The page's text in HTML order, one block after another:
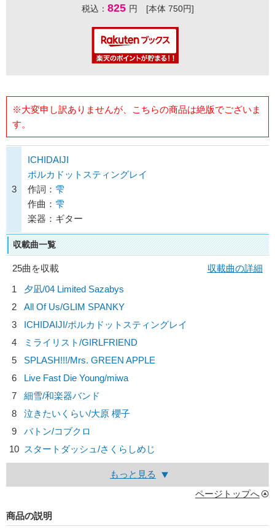
税込： 825 円 [本体 750円]
※大変申し訳ありませんが、こちらの商品は絶版でございま
す。
3
ICHIDAIJI
ポルカドットスティングレイ
作詞： 雫
作曲： 雫
楽器：ギター
収載曲一覧
25曲を収載
収載曲の詳細
1
夕凪/04 Limited Sazabys
2
All Of Us/GLIM SPANKY
3
ICHIDAIJI/ポルカドットスティングレイ
4
ミライリスト/GIRLFRIEND
5
SPLASH!!!/Mrs. GREEN APPLE
6
Live Fast Die Young/miwa
7
細雪/和楽器バンド
8
泣きたいくらい/大原 櫻子
9
バトン/コブクロ
10 スタートダッシュ/さくらしめじ
もっと見る
ページトップへ
商品の説明